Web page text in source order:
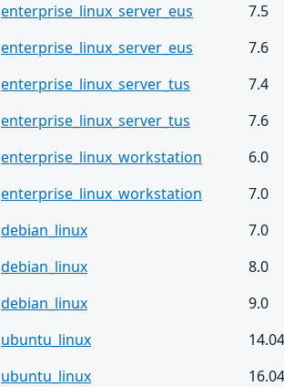
enterprise_linux_server_eus
7.5
enterprise_linux_server_eus
7.6
enterprise_linux_server_tus
7.4
enterprise_linux_server_tus
7.6
enterprise_linux_workstation
6.0
enterprise_linux_workstation
7.0
debian_linux
7.0
debian_linux
8.0
debian_linux
9.0
ubuntu_linux
14.04
ubuntu_linux 16.04